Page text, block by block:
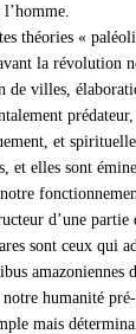
théories «
la révolution
de villes,
et
et elles sont
d’une partie
sont ceux qui
amazoniennes
notre humanité
mais